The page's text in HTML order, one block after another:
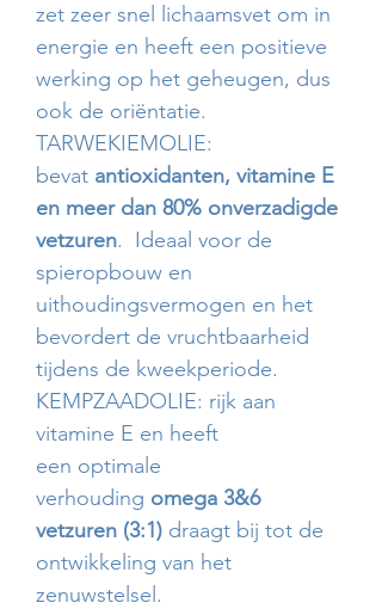
zet zeer snel lichaamsvet om in
energie en heeft een positieve
werking op het geheugen, dus
ook de oriëntatie.
TARWEKIEMOLIE:
bevat antioxidanten, vitamine E
en meer dan 80% onverzadigde
vetzuren. Ideaal voor de
spieropbouw en
uithoudingsvermogen en het
bevordert de vruchtbaarheid
tijdens de kweekperiode.
KEMPZAADOLIE: rijk aan
vitamine E en heeft
een optimale
verhouding omega 3&6
vetzuren (3:1) draagt bij tot de
ontwikkeling van het
zenuwstelsel.